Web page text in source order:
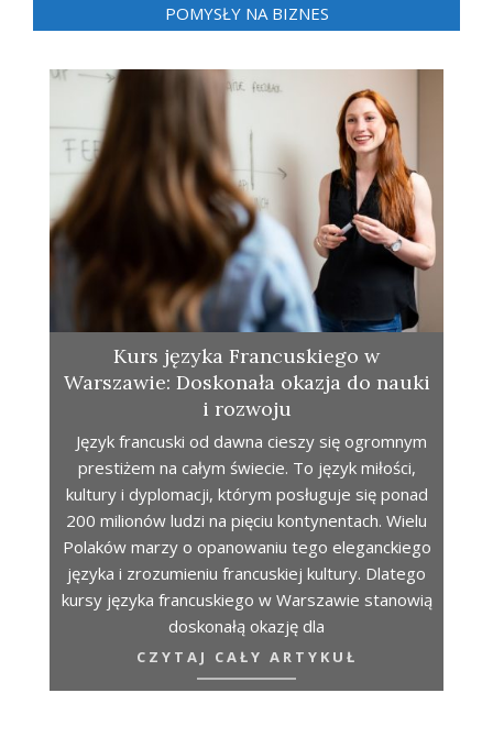
POMYSŁY NA BIZNES
Kurs języka Francuskiego w
Warszawie: Doskonała okazja do nauki
i rozwoju
Język francuski od dawna cieszy się ogromnym
prestiżem na całym świecie. To język miłości,
kultury i dyplomacji, którym posługuje się ponad
200 milionów ludzi na pięciu kontynentach. Wielu
Polaków marzy o opanowaniu tego eleganckiego
języka i zrozumieniu francuskiej kultury. Dlatego
kursy języka francuskiego w Warszawie stanowią
doskonałą okazję dla
CZYTAJ CAŁY ARTYKUŁ